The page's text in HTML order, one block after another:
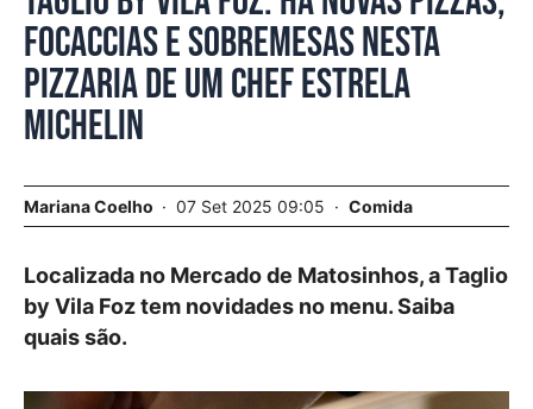
focaccias e sobremesas nesta
pizzaria de um chef estrela
Michelin
Mariana Coelho 07 Set 2025 09:05 Comida
Localizada no Mercado de Matosinhos, a Taglio
by Vila Foz tem novidades no menu. Saiba
quais são.